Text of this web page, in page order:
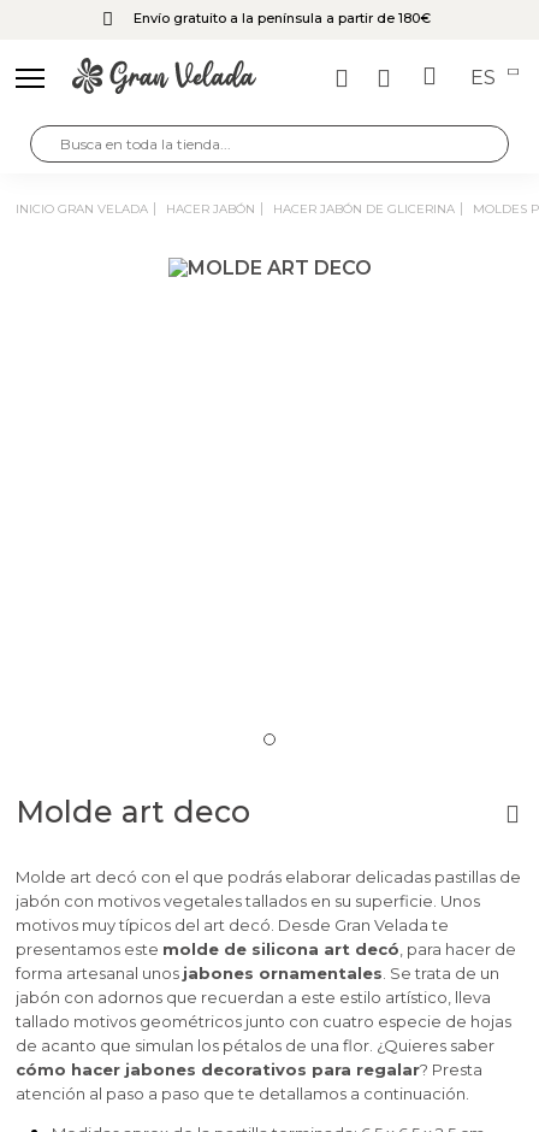
Envío gratuito a la península a partir de 180€
ES
INICIO GRAN VELADA HACER JABÓN HACER JABÓN DE GLICERINA MOLDES
Molde art deco
Molde art decó con el que podrás elaborar delicadas pastillas de
jabón con motivos vegetales tallados en su superficie. Unos
motivos muy típicos del art decó. Desde Gran Velada te
presentamos este molde de silicona art decó , para hacer de
forma artesanal unos jabones ornamentales . Se trata de un
jabón con adornos que recuerdan a este estilo artístico, lleva
tallado motivos geométricos junto con cuatro especie de hojas
de acanto que simulan los pétalos de una flor. ¿Quieres saber
cómo hacer jabones decorativos para regalar? Presta
atención al paso a paso que te detallamos a continuación.